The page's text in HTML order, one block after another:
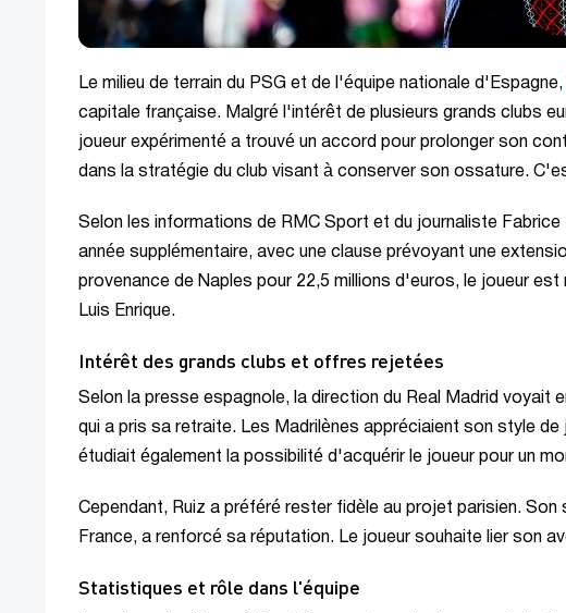
Le milieu de terrain du PSG et de l'équipe nationale d'Espagne,
capitale française. Malgré l'intérêt de plusieurs grands clubs
joueur expérimenté a trouvé un accord pour prolonger son
dans la stratégie du club visant à conserver son ossature.
Selon les informations de RMC Sport et du journaliste
année supplémentaire, avec une clause prévoyant une
provenance de Naples pour 22,5 millions d'euros, le joueur
Luis Enrique.
Intérêt des grands clubs et offres rejetées
Selon la presse espagnole, la direction du Real Madrid voyait
qui a pris sa retraite. Les Madrilènes appréciaient son style
étudiait également la possibilité d'acquérir le joueur pour un
Cependant, Ruiz a préféré rester fidèle au projet parisien.
France, a renforcé sa réputation. Le joueur souhaite lier son
Statistiques et rôle dans l'équipe